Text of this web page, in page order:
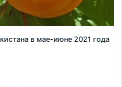
в мае-июне 2021 года